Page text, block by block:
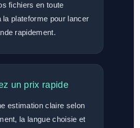
fichiers en toute
la plateforme pour lancer
rapidement.
un prix rapide
estimation claire selon
la langue choisie et